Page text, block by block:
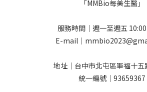
「MMBio每美生醫」
服務時間｜週一至週五
E-mail｜
地址｜台中市北屯區軍福十五
統一編號｜93659367